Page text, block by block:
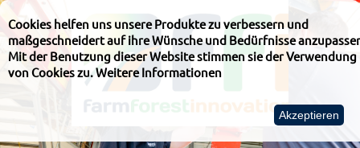
Cookies helfen uns unsere Produkte zu verbessern und
maßgeschneidert auf ihre Wünsche und Bedürfnisse
Mit der Benutzung dieser Website stimmen sie der Verwendung
von Cookies zu.Weitere Informationen
Akzeptieren